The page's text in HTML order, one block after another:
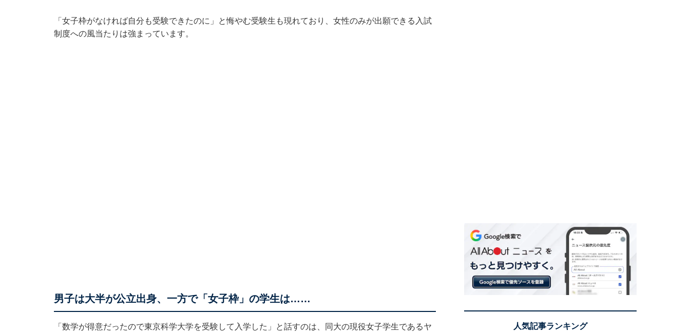
「女子枠がなければ自分も受験できたのに」と悔やむ受験生も現れており、女性のみが出願できる入試
制度への風当たりは強まっています。
男子は大半が公立出身、一方で「女子枠」の学生は……
「数学が得意だったので東京科学大学を受験して入学した」と話すのは、同大の現役女子学生であるヤ